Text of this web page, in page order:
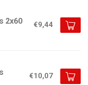
2x60
€9,44
€10,07